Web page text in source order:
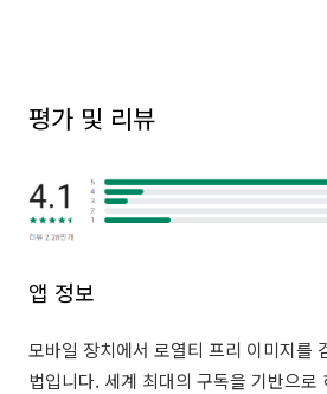
평가 및 리뷰
앱 정보
모바일 장치에서 로열티 프리 이미지를
법입니다. 세계 최대의 구독을 기반으로